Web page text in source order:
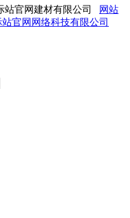
站官网建材有限公司
网站
站官网网络科技有限公司